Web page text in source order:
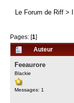
Le Forum de Riff >
Pages: [1]
Auteur
Feeaurore
Blackie
Messages: 1